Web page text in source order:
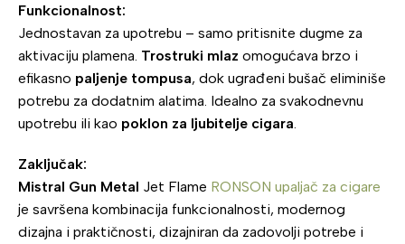
Funkcionalnost:
Jednostavan za upotrebu – samo pritisnite dugme za
aktivaciju plamena. Trostruki mlaz omogućava brzo i
efikasno paljenje tompusa, dok ugrađeni bušač eliminiše
potrebu za dodatnim alatima. Idealno za svakodnevnu
upotrebu ili kao poklon za ljubitelje cigara.
Zaključak:
Mistral Gun Metal Jet Flame RONSON upaljač za cigare
je savršena kombinacija funkcionalnosti, modernog
dizajna i praktičnosti, dizajniran da zadovolji potrebe i